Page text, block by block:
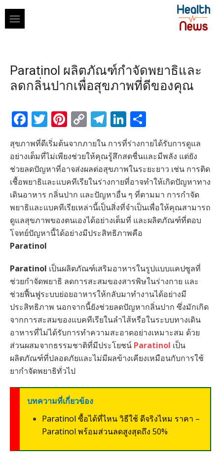
content
Paratinol ผลิตภัณฑ์กำจัดพยาธิและ
ลดกลิ่นปากเพื่อสุขภาพที่ดีของคุณ
Facebook
Twitter
Pinterest
Copy
Link
Telegram
LinkedIn
สุขภาพที่ดีเริ่มต้นจากภายใน การที่ร่างกายได้รับการดูแล
อย่างเต็มที่ไม่เพียงช่วยให้คุณรู้สึกสดชื่นและมีพลัง แต่ยัง
ช่วยลดปัญหาที่อาจส่งผลต่อสุขภาพในระยะยาว เช่น การติด
เชื้อพยาธิและแบคทีเรียในร่างกายที่อาจทำให้เกิดปัญหาทาง
เดินอาหาร กลิ่นปาก และปัญหาอื่น ๆ ที่ตามมา การกำจัด
พยาธิและแบคทีเรียเหล่านี้เป็นสิ่งที่จำเป็นเพื่อให้คุณสามารถ
ดูแลสุขภาพของตนเองได้อย่างเต็มที่ และผลิตภัณฑ์ที่ตอบ
โจทย์ปัญหานี้ได้อย่างมีประสิทธิภาพคือ
Paratinol
Paratinol เป็นผลิตภัณฑ์เสริมอาหารในรูปแบบแคปซูลที่
ช่วยกำจัดพยาธิ ลดการสะสมของสารพิษในร่างกาย และ
ช่วยฟื้นฟูระบบย่อยอาหารให้กลับมาทำงานได้อย่างมี
ประสิทธิภาพ นอกจากนี้ยังช่วยลดปัญหากลิ่นปาก ซึ่งมักเกิด
จากการสะสมของแบคทีเรียในลำไส้หรือในระบบทางเดิน
อาหารที่ไม่ได้รับการทำความสะอาดอย่างเหมาะสม ด้วย
ส่วนผสมจากธรรมชาติที่มีประโยชน์ Paratinol เป็น
ผลิตภัณฑ์ที่ปลอดภัยและไม่มีผลข้างเคียงเหมือนกับการใช้
ยากำจัดพยาธิทั่วไป
บทความที่เกี่ยวข้อง
Paratinol ซื้อได้ที่ไหน วิธีใช้ ดีจริงไหม ราคา –
Paratinol พร้อมส่วนลดสูงสุดถึง 50%